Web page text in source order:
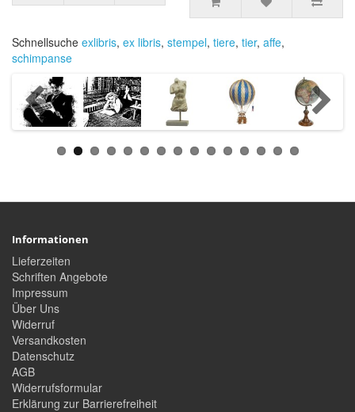
Schnellsuche exlibris, ex libris, stempel, tiere, tier, affe,
schimpanse
Informationen
Lieferzeiten
Schriften Angebote
Impressum
Über Uns
Widerruf
Versandkosten
Datenschutz
AGB
Widerrufsformular
Erklärung zur Barrierefreiheit